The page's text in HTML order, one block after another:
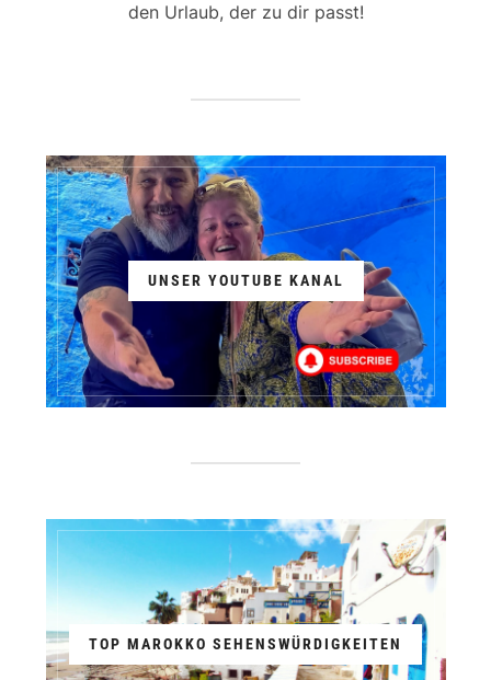
den Urlaub, der zu dir passt!
UNSER YOUTUBE KANAL
TOP MAROKKO SEHENSWÜRDIGKEITEN